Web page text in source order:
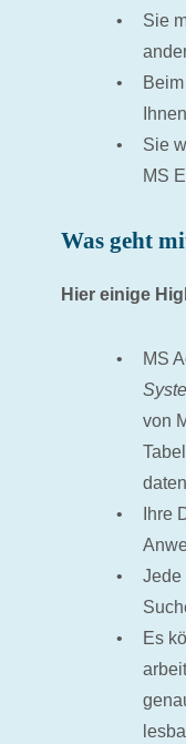
Sie
Sie
MS
Was geht
Hier einige
MS
von
Ihre
Jede
Es